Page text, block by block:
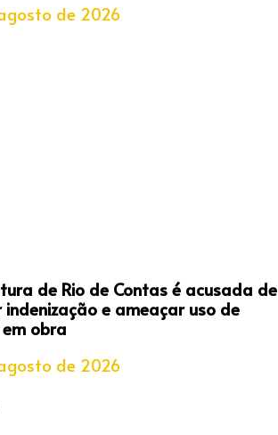
de 2026
de Rio de Contas é acusada de
indenização e ameaçar uso de
obra
de 2026